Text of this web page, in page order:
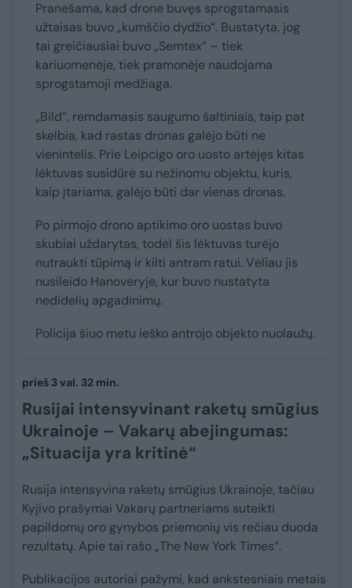
Pranešama, kad drone buvęs sprogstamasis
užtaisas buvo „kumščio dydžio“. Bustatyta, jog
tai greičiausiai buvo „Semtex“ – tiek
kariuomenėje, tiek pramonėje naudojama
sprogstamoji medžiaga.
„Bild“, remdamasis saugumo šaltiniais, taip pat
skelbia, kad rastas dronas galėjo būti ne
vienintelis. Prie Leipcigo oro uosto artėjęs kitas
lėktuvas susidūrė su nežinomu objektu, kuris,
kaip įtariama, galėjo būti dar vienas dronas.
Po pirmojo drono aptikimo oro uostas buvo
skubiai uždarytas, todėl šis lėktuvas turėjo
nutraukti tūpimą ir kilti antram ratui. Vėliau jis
nusileido Hanoveryje, kur buvo nustatyta
nedidelių apgadinimų.
Policija šiuo metu ieško antrojo objekto nuolaužų.
prieš 3 val. 32 min.
Rusijai intensyvinant raketų smūgius
Ukrainoje – Vakarų abejingumas:
„Situacija yra kritinė“
Rusija intensyvina raketų smūgius Ukrainoje, tačiau
Kyjivo prašymai Vakarų partneriams suteikti
papildomų oro gynybos priemonių vis rečiau duoda
rezultatų. Apie tai rašo „The New York Times“.
Publikacijos autoriai pažymi, kad ankstesniais metais